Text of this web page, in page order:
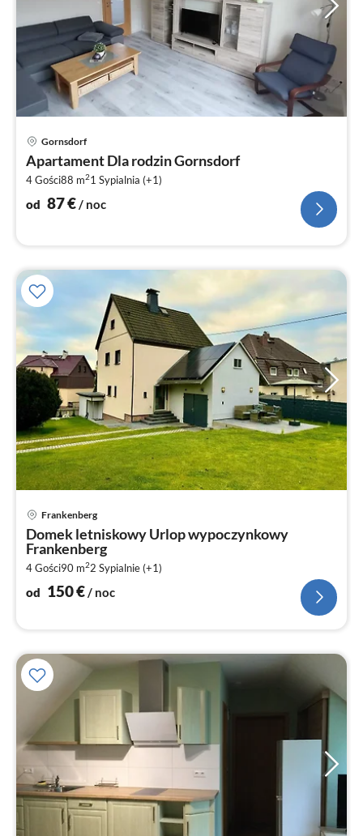
Gornsdorf
Apartament Dla rodzin Gornsdorf
4 Gości88 m21 Sypialnia (+1)
od 87€/ noc
Frankenberg
Domek letniskowy Urlop wypoczynkowy
Frankenberg
4 Gości90 m22 Sypialnie (+1)
od 150€/ noc